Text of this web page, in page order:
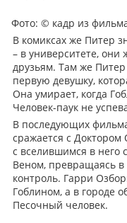
Фото: © кадр из
В комиксах же Питер
– в университете, они
друзьям. Там же Питер
первую девушку,
Она умирает, когда
Человек-паук не
В последующих
сражается с
с вселившимся в него
Веном, превращаясь в
контроль. Гарри
Гоблином, а в городе
Песочный человек.